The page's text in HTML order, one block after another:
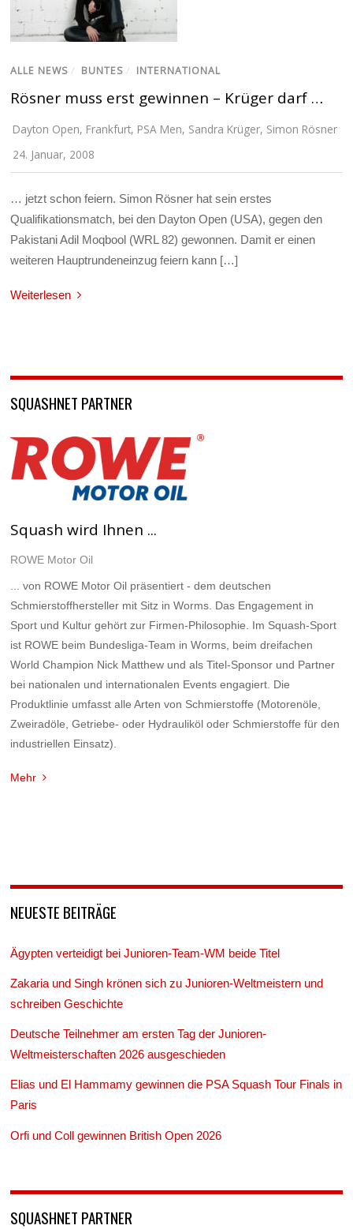
ALLE NEWS / BUNTES / INTERNATIONAL
Rösner muss erst gewinnen – Krüger darf …
Dayton Open, Frankfurt, PSA Men, Sandra Krüger, Simon Rösner
24. Januar, 2008
… jetzt schon feiern. Simon Rösner hat sein erstes
Qualifikationsmatch, bei den Dayton Open (USA), gegen den
Pakistani Adil Moqbool (WRL 82) gewonnen. Damit er einen
weiteren Hauptrundeneinzug feiern kann […]
Weiterlesen
SQUASHNET PARTNER
Squash wird Ihnen ...
ROWE Motor Oil
... von ROWE Motor Oil präsentiert - dem deutschen
Schmierstoffhersteller mit Sitz in Worms. Das Engagement in
Sport und Kultur gehört zur Firmen-Philosophie. Im Squash-Sport
ist ROWE beim Bundesliga-Team in Worms, beim dreifachen
World Champion Nick Matthew und als Titel-Sponsor und Partner
bei nationalen und internationalen Events engagiert. Die
Produktlinie umfasst alle Arten von Schmierstoffe (Motorenöle,
Zweiradöle, Getriebe- oder Hydrauliköl oder Schmierstoffe für den
industriellen Einsatz).
Mehr
NEUESTE BEITRÄGE
Ägypten verteidigt bei Junioren-Team-WM beide Titel
Zakaria und Singh krönen sich zu Junioren-Weltmeistern und
schreiben Geschichte
Deutsche Teilnehmer am ersten Tag der Junioren-
Weltmeisterschaften 2026 ausgeschieden
Elias und El Hammamy gewinnen die PSA Squash Tour Finals in
Paris
Orfi und Coll gewinnen British Open 2026
SQUASHNET PARTNER